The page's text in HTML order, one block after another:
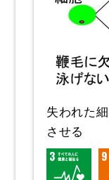
失われた
させる